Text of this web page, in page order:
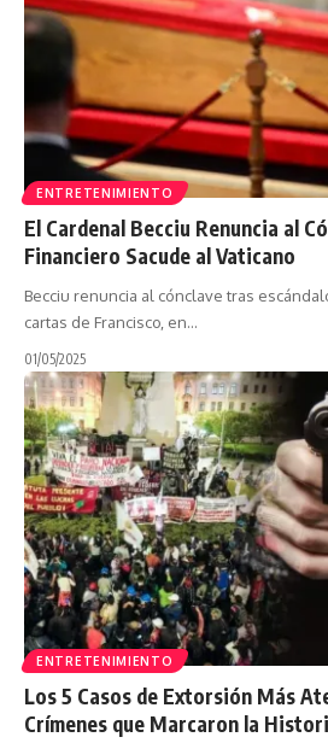
ENTRETENIMIENTO
El Cardenal Becciu Renuncia al
Financiero Sacude al Vaticano
Becciu renuncia al cónclave tras
cartas de Francisco, en…
01/05/2025
ENTRETENIMIENTO
Los 5 Casos de Extorsión Más
Crímenes que Marcaron la